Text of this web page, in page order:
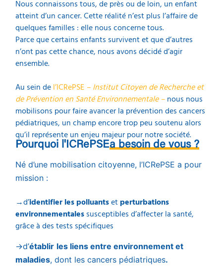
Nous connaissons tous, de près ou de loin, un enfant
atteint d’un cancer. Cette réalité n’est plus l’affaire de
quelques familles : elle nous concerne tous.
Parce que certains enfants survivent et que d’autres
n’ont pas cette chance, nous avons décidé d’agir
ensemble.
Au sein del’ICRePSE – Institut Citoyen de Recherche et
de Prévention en Santé Environnementale –nous nous
mobilisons pour faire avancer la prévention des cancers
pédiatriques, un champ encore trop peu soutenu alors
qu’il représente un enjeu majeur pour notre société.
Pourquoi l'ICRePSEa besoin de vous ?
Né d’une mobilisation citoyenne, l’ICRePSE a pour
mission :
→d’identifier les polluantsetperturbations
environnementalessusceptibles d’affecter la santé,
grâce à des tests spécifiques
→d’établir les liens entre environnement et
maladies, dont les cancers pédiatriques.